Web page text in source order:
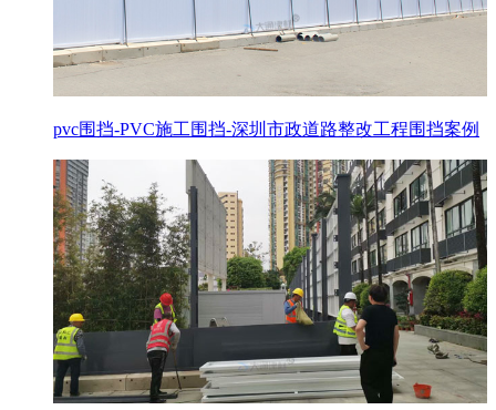
pvc围挡-PVC施工围挡-深圳市政道路整改工程围挡案例